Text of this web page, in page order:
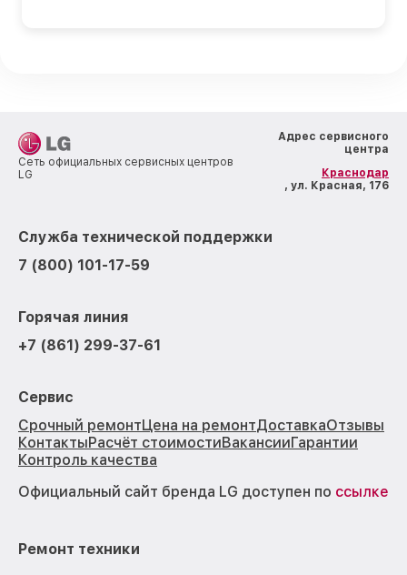
Сеть официальных сервисных центров
LG
Адрес сервисного
центра
Краснодар
, ул. Красная, 176
Служба технической поддержки
7 (800) 101-17-59
Горячая линия
+7 (861) 299-37-61
Сервис
Срочный ремонтЦена на ремонтДоставкаОтзывы
КонтактыРасчёт стоимостиВакансииГарантии
Контроль качества
Официальный сайт бренда LG доступен по ссылке
Ремонт техники